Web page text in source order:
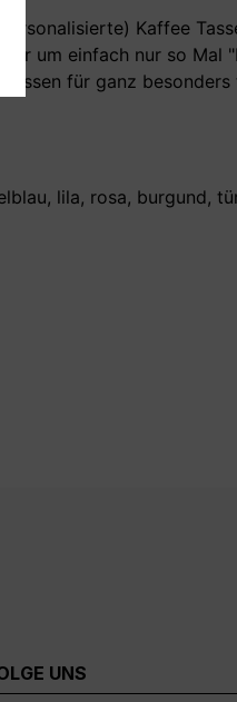
Kaffee
um einfach nur so Mal
für ganz
lila, rosa, burgund,
UNS